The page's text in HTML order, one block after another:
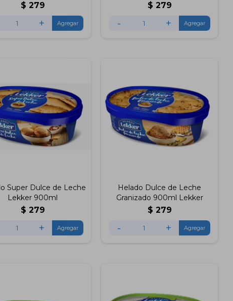
$ 279
+
$ 279
- +
Super Dulce de Leche
Lekker 900ml
$ 279
+
Helado Dulce de Leche
Granizado 900ml Lekker
$ 279
- +